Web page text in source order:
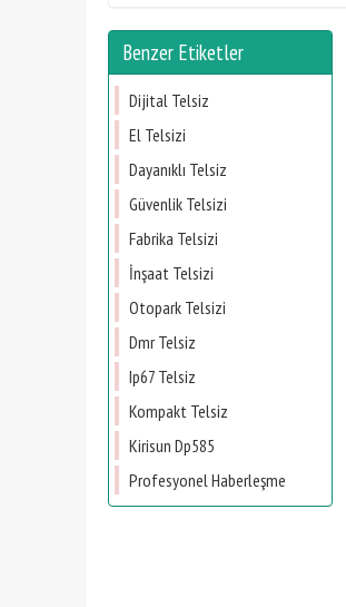
Benzer Etiketler
Dijital Telsiz
El Telsizi
Dayanıklı Telsiz
Güvenlik Telsizi
Fabrika Telsizi
İnşaat Telsizi
Otopark Telsizi
Dmr Telsiz
Ip67 Telsiz
Kompakt Telsiz
Kirisun Dp585
Profesyonel Haberleşme